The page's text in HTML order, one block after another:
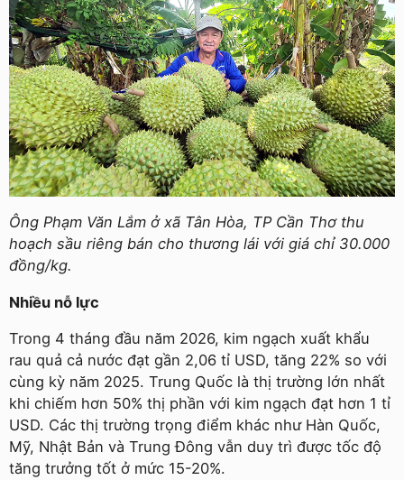
Ông Phạm Văn Lắm ở xã Tân Hòa, TP Cần Thơ thu
hoạch sầu riêng bán cho thương lái với giá chỉ 30.000
đồng/kg.
Nhiều nỗ lực
Trong 4 tháng đầu năm 2026, kim ngạch xuất khẩu
rau quả cả nước đạt gần 2,06 tỉ USD, tăng 22% so với
cùng kỳ năm 2025. Trung Quốc là thị trường lớn nhất
khi chiếm hơn 50% thị phần với kim ngạch đạt hơn 1 tỉ
USD. Các thị trường trọng điểm khác như Hàn Quốc,
Mỹ, Nhật Bản và Trung Đông vẫn duy trì được tốc độ
tăng trưởng tốt ở mức 15-20%.